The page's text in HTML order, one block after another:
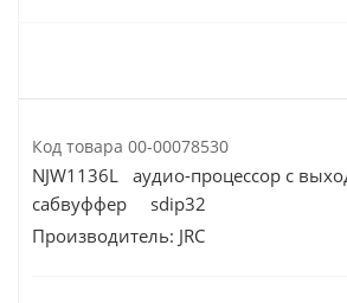
Код товара 00-00078530
NJW1136L аудио-процессор с
сабвуффер sdip32
Производитель: JRC